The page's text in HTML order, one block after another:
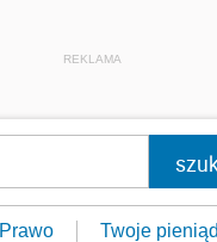
REKLAMA
Prawo Twoje